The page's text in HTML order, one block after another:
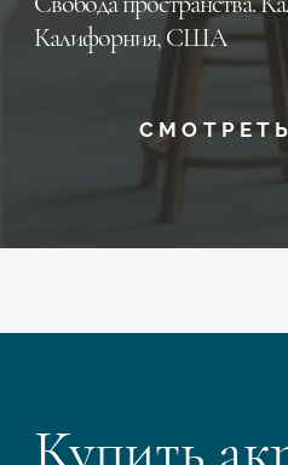
Калифорния, CША
Купить